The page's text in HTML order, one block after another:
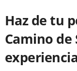
Haz de tu
Camino